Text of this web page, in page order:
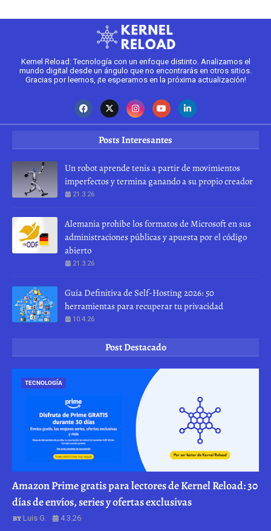
Kernel Reload: Tecnología con un enfoque distinto. Analizamos el
mundo digital desde un ángulo que no encontrarás en otros sitios.
Gracias por leernos, ¡te esperamos en la próxima actualización!
Posts Interesantes
Un robot aprende tenis a partir de movimientos
imperfectos y termina ganando a su propio creador
21.3.26
Alemania prohíbe los formatos de Microsoft en sus
administraciones públicas y apuesta por el código
abierto
21.3.26
Guía Definitiva de Self-Hosting 2026: 50
herramientas para recuperar tu privacidad
10.4.26
Post Destacado
TECNOLOGÍA
Amazon Prime gratis para lectores de Kernel Reload: 30
días de envíos, series y ofertas exclusivas
Luis G. 4.3.26